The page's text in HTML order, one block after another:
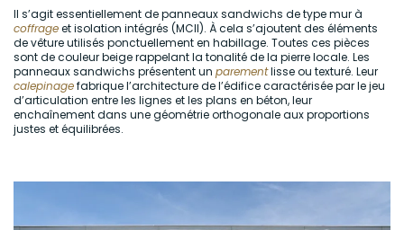
Il s’agit essentiellement de panneaux sandwichs de type mur à
coffrageet isolation intégrés (MCII). À cela s’ajoutent des éléments
de vêture utilisés ponctuellement en habillage. Toutes ces pièces
sont de couleur beige rappelant la tonalité de la pierre locale. Les
panneaux sandwichs présentent un parementlisse ou texturé. Leur
calepinagefabrique l’architecture de l’édifice caractérisée par le jeu
d’articulation entre les lignes et les plans en béton, leur
enchaînement dans une géométrie orthogonale aux proportions
justes et équilibrées.